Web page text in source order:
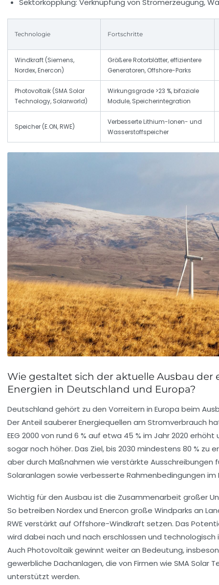
Sektorkopplung: Verknüpfung von Stromerzeugung,
Technologie Fortschritte
Windkraft (Siemens,
Nordex, Enercon)
Größere Rotorblätter, effizientere
Generatoren, Offshore-Parks
Photovoltaik (SMA Solar
Technology, Solarworld)
Wirkungsgrade >23 %, bifaziale
Module, Speicherintegration
Speicher (E.ON, RWE)
Verbesserte Lithium-Ionen- und
Wasserstoffspeicher
Wie gestaltet sich der aktuelle Ausbau der
Energien in Deutschland und Europa?
Deutschland gehört zu den Vorreitern in Europa beim
Der Anteil sauberer Energiequellen am Stromverbrauch
EEG 2000 von rund 6 % auf etwa 45 % im Jahr 2020
sogar noch höher. Das Ziel, bis 2030 mindestens 80 % zu
aber durch Maßnahmen wie verstärkte Ausschreibungen
Solaranlagen sowie verbesserte Rahmenbedingungen im
Wichtig für den Ausbau ist die Zusammenarbeit großer
So betreiben Nordex und Enercon große Windparks an
RWE verstärkt auf Offshore-Windkraft setzen. Das
wird dabei nach und nach erschlossen und
Auch Photovoltaik gewinnt weiter an Bedeutung,
gewerbliche Dachanlagen, die von Firmen wie SMA Solar
unterstützt werden.